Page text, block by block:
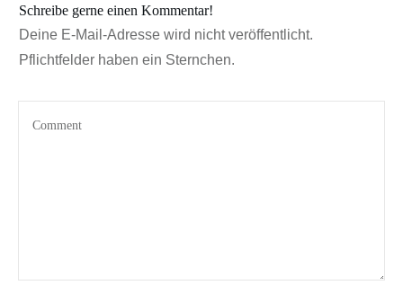
Schreibe gerne einen Kommentar!
Deine E-Mail-Adresse wird nicht veröffentlicht.
Pflichtfelder haben ein Sternchen.